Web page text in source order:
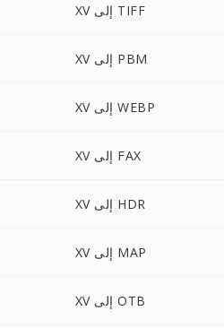
XV إلى TIFF
XV إلى PBM
XV إلى WEBP
XV إلى FAX
XV إلى HDR
XV إلى MAP
XV إلى OTB